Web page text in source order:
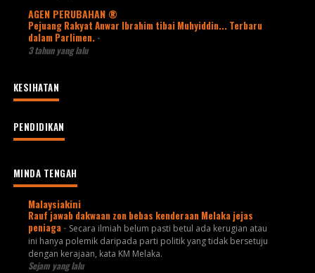
AGEN PERUBAHAN ®
Pejuang Rakyat Anwar Ibrahim tibai Muhyiddin... Terbaru
dalam Parlimen. -
3 tahun yang lalu
KESIHATAN
PENDIDIKAN
MINDA TENGAH
Malaysiakini
Rauf jawab dakwaan zon bebas kenderaan Melaka jejas
peniaga - Secara ilmiah belum pasti betul ada kerugian atau
ini hanya polemik daripada parti politik yang tidak bersetuju
dengan kerajaan, kata KM Melaka.
Sejam yang lalu